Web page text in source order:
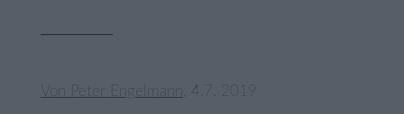
Von Peter Engelmann , 4.7. 2019